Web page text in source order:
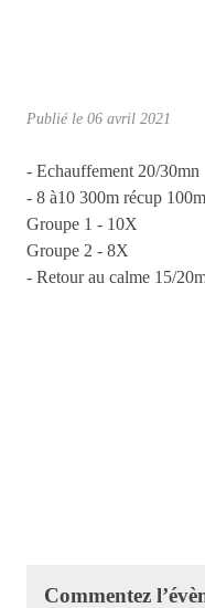
Publié le 06 avril 2021
- Echauffement 20/30mn
- 8 à10 300m récup
Groupe 1 - 10X
Groupe 2 - 8X
- Retour au calme 15/
Commentez